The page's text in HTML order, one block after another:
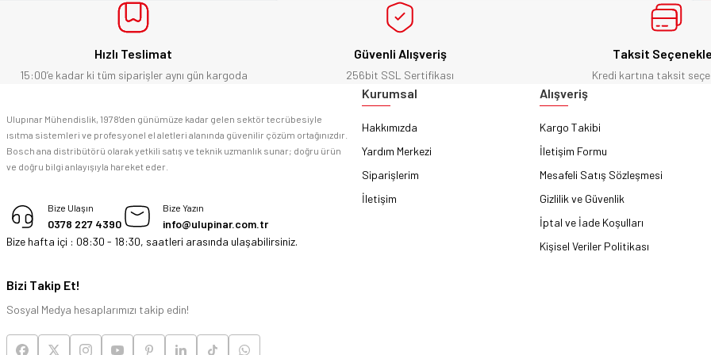
Bosch marka alet alacaksam kesinlikle adresim Ulupınar.com.tr
M... K... | 04/05/2026
Hızlı Teslimat
15:00’e kadar ki tüm siparişler aynı gün kargoda
Güvenli Alışveriş
256bit SSL Sertifikası
Taksit
Kredi kartına taksit
Ulupınar Mühendislik, 1978'den günümüze kadar gelen sektör tecrübesiyle
ısıtma sistemleri ve profesyonel el aletleri alanında güvenilir çözüm ortağınızdır.
Bosch ana distribütörü olarak yetkili satış ve teknik uzmanlık sunar; doğru ürün
ve doğru bilgi anlayışıyla hareket eder.
Bize Ulaşın
0378 227 4390
Bize Yazın
info@ulupinar.com.tr
Bize hafta içi : 08:30 - 18:30, saatleri arasında ulaşabilirsiniz.
Bizi Takip Et!
Sosyal Medya hesaplarımızı takip edin!
Kurumsal
Hakkımızda
Yardım Merkezi
Siparişlerim
İletişim
Alışveriş
Kargo Takibi
İletişim Formu
Mesafeli Satış Sözleşmesi
Gizlilik ve Güvenlik
İptal ve İade Koşulları
Kişisel Veriler Politikası